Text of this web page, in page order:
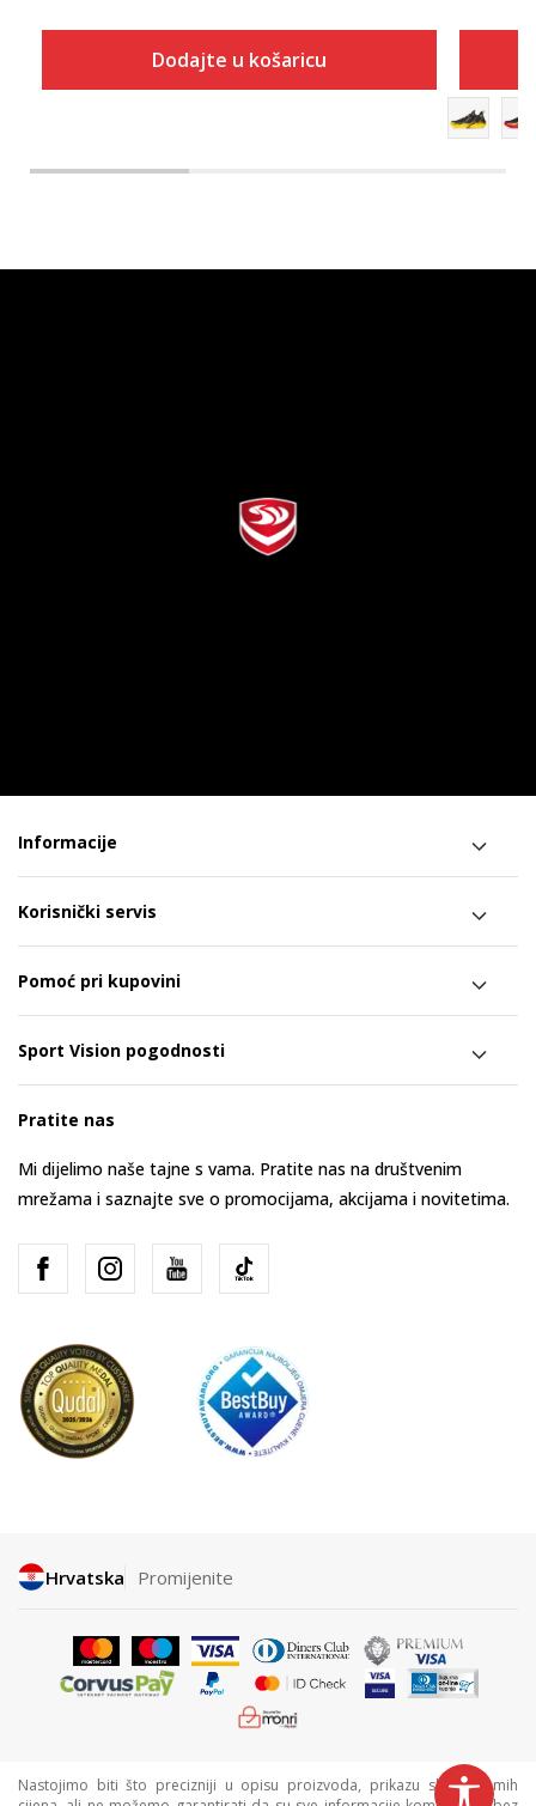
Dodajte u košaricu
Informacije
Korisnički servis
Pomoć pri kupovini
Sport Vision pogodnosti
Pratite nas
Mi dijelimo naše tajne s vama. Pratite nas na društvenim
mrežama i saznajte sve o promocijama, akcijama i novitetima.
Hrvatska Promijenite
Nastojimo biti što precizniji u opisu proizvoda, prikazu slika i samih